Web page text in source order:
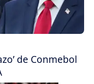
de Conmebol